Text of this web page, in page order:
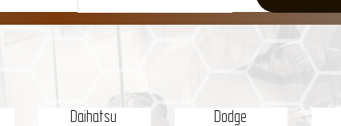
Daihatsu Dodge